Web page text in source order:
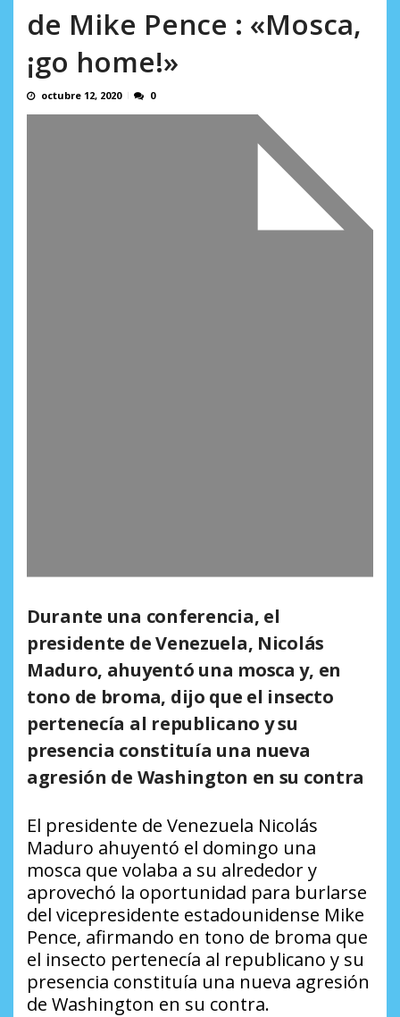
de Mike Pence : «Mosca,
¡go home!»
octubre 12, 2020 0
Durante una conferencia, el
presidente de Venezuela, Nicolás
Maduro, ahuyentó una mosca y, en
tono de broma, dijo que el insecto
pertenecía al republicano y su
presencia constituía una nueva
agresión de Washington en su contra
El presidente de Venezuela Nicolás
Maduro ahuyentó el domingo una
mosca que volaba a su alrededor y
aprovechó la oportunidad para burlarse
del vicepresidente estadounidense Mike
Pence, afirmando en tono de broma que
el insecto pertenecía al republicano y su
presencia constituía una nueva agresión
de Washington en su contra.